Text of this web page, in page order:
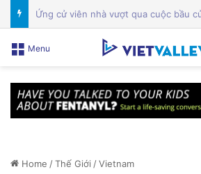
Menu
Home /Thế Giới /Vietnam